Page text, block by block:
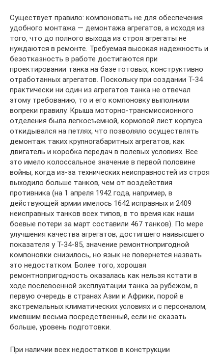
Существует правило: компоновать не для обеспечения
удобного монтажа — демонтажа агрегатов, а исходя из
того, что до полного выхода из строя агрегаты не
нуждаются в ремонте. Требуемая высокая надежность и
безотказность в работе достигаются при
проектировании танка на базе готовых, конструктивно
отработанных агрегатов. Поскольку при создании Т-34
практически ни один из агрегатов танка не отвечал
этому требованию, то и его компоновку выполнили
вопреки правилу. Крыша моторно-трансмиссионного
отделения была легкосъемной, кормовой лист корпуса
откидывался на петлях, что позволяло осуществлять
демонтаж таких крупногабаритных агрегатов, как
двигатель и коробка передач в полевых условиях. Все
это имело колоссальное значение в первой половине
войны, когда из-за технических неисправностей из строя
выходило больше танков, чем от воздействия
противника (на 1 апреля 1942 года, например, в
действующей армии имелось 1642 исправных и 2409
неисправных танков всех типов, в то время как наши
боевые потери за март составили 467 танков). По мере
улучшения качества агрегатов, достигшего наивысшего
показателя у Т-34-85, значение ремонтнопригодной
компоновки снизилось, но язык не повернется назвать
это недостатком. Более того, хорошая
ремонтнопригодность оказалась как нельзя кстати в
ходе послевоенной эксплуатации танка за рубежом, в
первую очередь в странах Азии и Африки, порой в
экстремальных климатических условиях и с персоналом,
имевшим весьма посредственный, если не сказать
больше, уровень подготовки.
При наличии всех недостатков в конструкции